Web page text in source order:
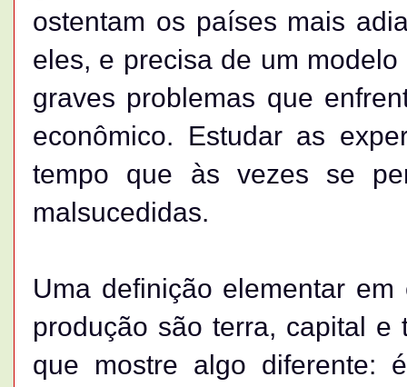
ostentam os países mais
eles, e precisa de um
graves problemas que
econômico. Estudar as
tempo que às vezes se
malsucedidas.
Uma definição elementar
produção são terra, capital e
que mostre algo diferente: